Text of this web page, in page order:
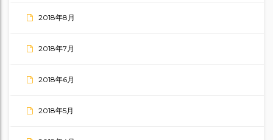
2018年8月
2018年7月
2018年6月
2018年5月